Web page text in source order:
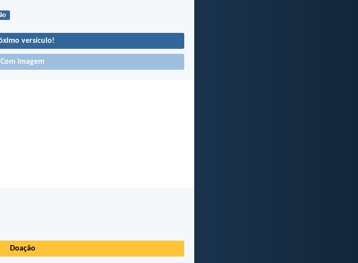
versículo!
Com imagem
Doação